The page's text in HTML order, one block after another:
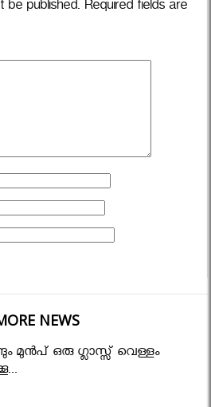
be published. Required fields are
NEWS
മുന്‍പ് ഒരു ഗ്ലാസ്സ് വെള്ളം